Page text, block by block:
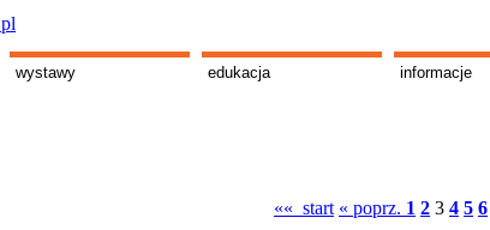
wystawy edukacja informacje
«« start « poprz. 1 2 3 4 5 6